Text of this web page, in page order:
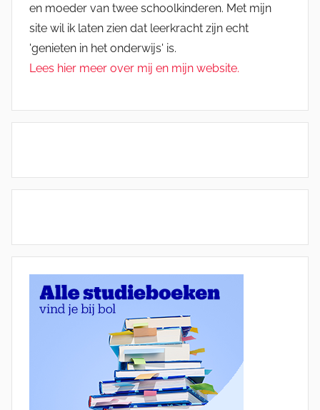
en moeder van twee schoolkinderen. Met mijn
site wil ik laten zien dat leerkracht zijn echt
'genieten in het onderwijs' is.
Lees hier meer over mij en mijn website.